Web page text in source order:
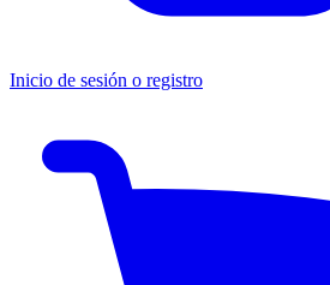
Inicio de sesión o registro